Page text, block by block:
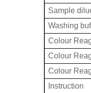
Sample
Washing
Colour
Colour
Colour
Instruction